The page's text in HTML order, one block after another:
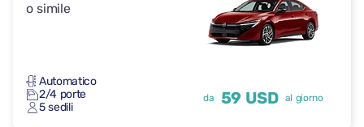
o simile
Automatico
2/4 porte
5 sedili
da 59 USD al giorno